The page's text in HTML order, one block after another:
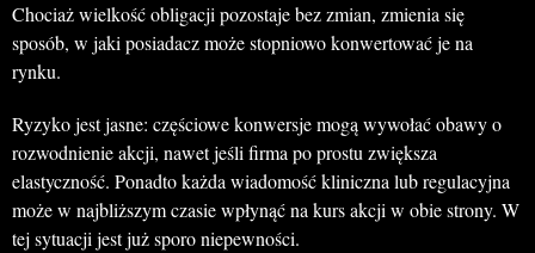
Chociaż wielkość obligacji pozostaje bez zmian, zmienia się
sposób, w jaki posiadacz może stopniowo konwertować je na
rynku.
Ryzyko jest jasne: częściowe konwersje mogą wywołać obawy o
rozwodnienie akcji, nawet jeśli firma po prostu zwiększa
elastyczność. Ponadto każda wiadomość kliniczna lub regulacyjna
może w najbliższym czasie wpłynąć na kurs akcji w obie strony. W
tej sytuacji jest już sporo niepewności.